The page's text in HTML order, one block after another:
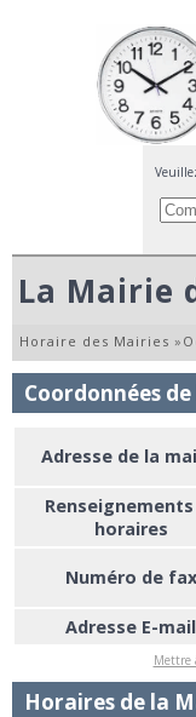
La Mairie
Horaire des Mairies »
Coordonnées
Adresse de la
horaires
Numéro de fax
Adresse E-mail
Mettre
Horaires de la